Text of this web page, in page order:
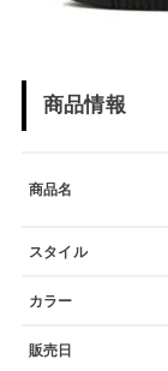
商品情報
商品名
スタイル
カラー
販売日